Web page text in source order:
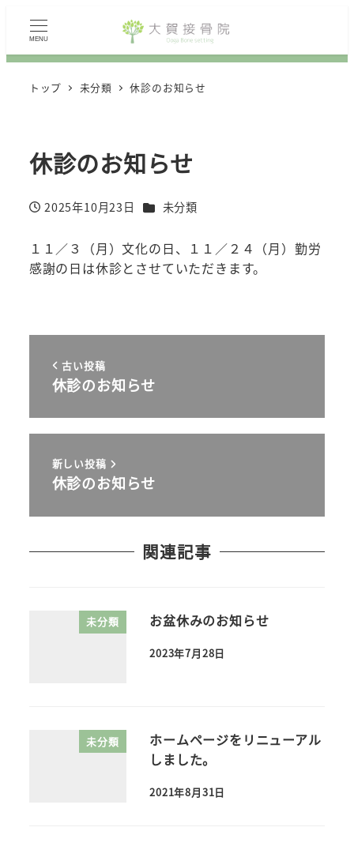
MENU
トップ 未分類 休診のお知らせ
休診のお知らせ
投稿日
2025年10月23日 カテゴリー
未分類
１１／３（月）文化の日、１１／２４（月）勤労
感謝の日は休診とさせていただきます。
古い投稿
休診のお知らせ
新しい投稿
休診のお知らせ
関連記事
未分類 お盆休みのお知らせ
2023年7月28日
未分類
ホームページをリニューアル
しました。
2021年8月31日